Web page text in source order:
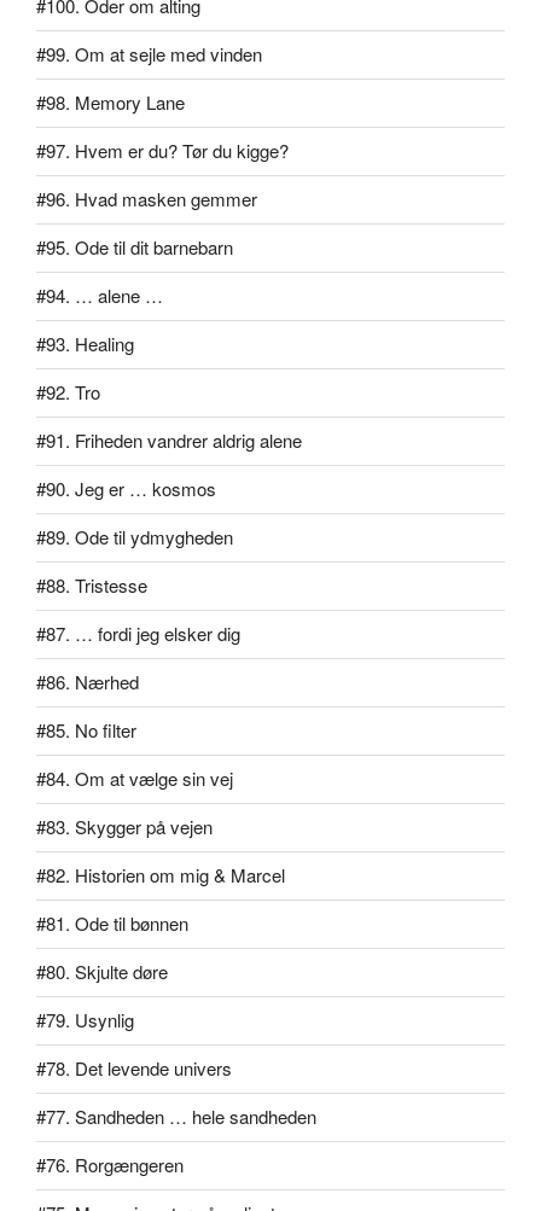
#100. Oder om alting
#99. Om at sejle med vinden
#98. Memory Lane
#97. Hvem er du? Tør du kigge?
#96. Hvad masken gemmer
#95. Ode til dit barnebarn
#94. … alene …
#93. Healing
#92. Tro
#91. Friheden vandrer aldrig alene
#90. Jeg er … kosmos
#89. Ode til ydmygheden
#88. Tristesse
#87. … fordi jeg elsker dig
#86. Nærhed
#85. No filter
#84. Om at vælge sin vej
#83. Skygger på vejen
#82. Historien om mig & Marcel
#81. Ode til bønnen
#80. Skjulte døre
#79. Usynlig
#78. Det levende univers
#77. Sandheden … hele sandheden
#76. Rorgængeren